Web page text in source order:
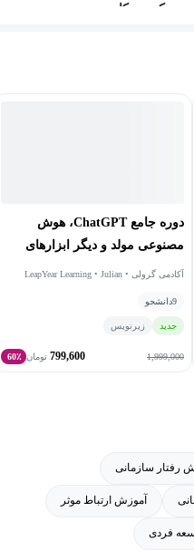
کسب‌وکار
دوره جامع ChatGPT، هوش
مصنوعی مولد و دیگر ابزارهای
پیشرفته هوش مصنوعی
آکادمی گرولی • LeapYear Learning • Julian
9دانشجو
جدید زیرنویس
1,999,000
799,600 تومان 60٪
رفتار سازمانی
آموزش ارتباط موثر
فردی